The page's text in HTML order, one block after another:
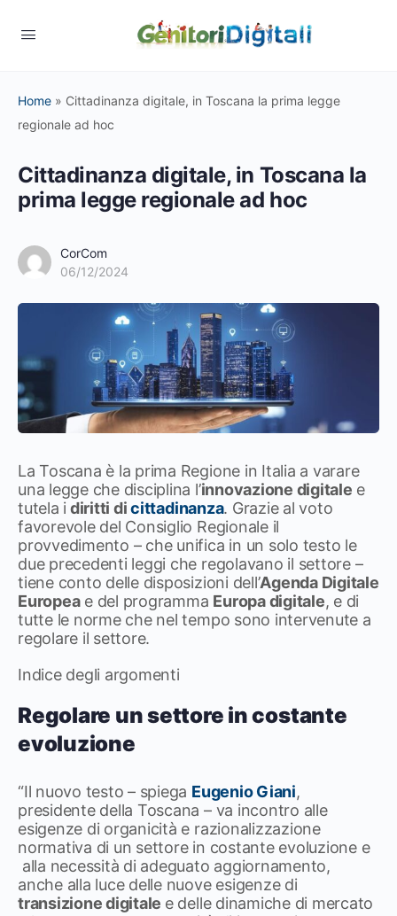
Home » Cittadinanza digitale, in Toscana la prima legge
regionale ad hoc
Cittadinanza digitale, in Toscana la
prima legge regionale ad hoc
CorCom
06/12/2024
La Toscana è la prima Regione in Italia a varare
una legge che disciplina l’innovazione digitale e
tutela i diritti dicittadinanza. Grazie al voto
favorevole del Consiglio Regionale il
provvedimento – che unifica in un solo testo le
due precedenti leggi che regolavano il settore –
tiene conto delle disposizioni dell’Agenda Digitale
Europeae del programma Europa digitale, e di
tutte le norme che nel tempo sono intervenute a
regolare il settore.
Indice degli argomenti
Regolare un settore in costante
evoluzione
“Il nuovo testo – spiega Eugenio Giani,
presidente della Toscana – va incontro alle
esigenze di organicità e razionalizzazione
normativa di un settore in costante evoluzione e
alla necessità di adeguato aggiornamento,
anche alla luce delle nuove esigenze di
transizione digitale e delle dinamiche di mercato